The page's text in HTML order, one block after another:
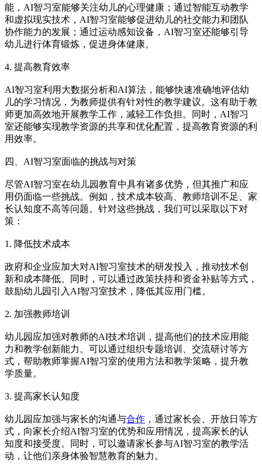
能，AI智习室能够关注幼儿的心理健康；通过智能互动教学
和虚拟现实技术，AI智习室能够促进幼儿的社交能力和团队
协作能力的发展；通过运动感知设备，AI智习室还能够引导
幼儿进行体育锻炼，促进身体健康。
4. 提高教育效率
AI智习室利用大数据分析和AI算法，能够快速准确地评估幼
儿的学习情况，为教师提供有针对性的教学建议。这有助于教
师更加高效地开展教学工作，减轻工作负担。同时，AI智习
室还能够实现教学资源的共享和优化配置，提高教育资源的利
用效率。
四、AI智习室面临的挑战与对策
尽管AI智习室在幼儿园教育中具有诸多优势，但其推广和应
用仍面临一些挑战。例如，技术成本较高、教师培训不足、家
长认知度不高等问题。针对这些挑战，我们可以采取以下对
策：
1. 降低技术成本
政府和企业应加大对AI智习室技术的研发投入，推动技术创
新和成本降低。同时，可以通过政策扶持和资金补贴等方式，
鼓励幼儿园引入AI智习室技术，降低其应用门槛。
2. 加强教师培训
幼儿园应加强对教师的AI技术培训，提高他们的技术应用能
力和教学创新能力。可以通过组织专题培训、交流研讨等方
式，帮助教师掌握AI智习室的使用方法和教学策略，提升教
学质量。
3. 提高家长认知度
幼儿园应加强与家长的沟通与合作 ，通过家长会、开放日等方
式，向家长介绍AI智习室的优势和应用情况，提高家长的认
知度和接受度。同时，可以邀请家长参与AI智习室的教学活
动，让他们亲身体验智慧教育的魅力。